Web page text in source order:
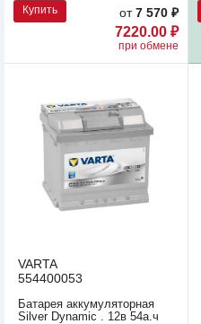
Купить от7 570 ₽
7220.00 ₽
при обмене
VARTA
554400053
Батарея аккумуляторная
Silver Dynamic . 12в 54а.ч